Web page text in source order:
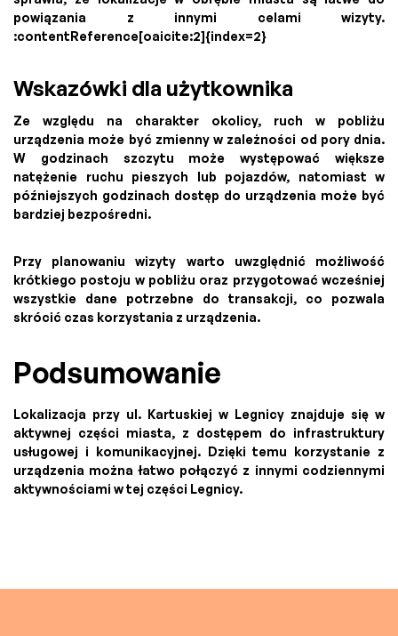
powiązania z innymi celami wizyty.
:contentReference[oaicite:2]{index=2}
Wskazówki dla użytkownika
Ze względu na charakter okolicy, ruch w pobliżu
urządzenia może być zmienny w zależności od pory dnia.
W godzinach szczytu może występować większe
natężenie ruchu pieszych lub pojazdów, natomiast w
późniejszych godzinach dostęp do urządzenia może być
bardziej bezpośredni.
Przy planowaniu wizyty warto uwzględnić możliwość
krótkiego postoju w pobliżu oraz przygotować wcześniej
wszystkie dane potrzebne do transakcji, co pozwala
skrócić czas korzystania z urządzenia.
Podsumowanie
Lokalizacja przy ul. Kartuskiej w Legnicy znajduje się w
aktywnej części miasta, z dostępem do infrastruktury
usługowej i komunikacyjnej. Dzięki temu korzystanie z
urządzenia można łatwo połączyć z innymi codziennymi
aktywnościami w tej części Legnicy.